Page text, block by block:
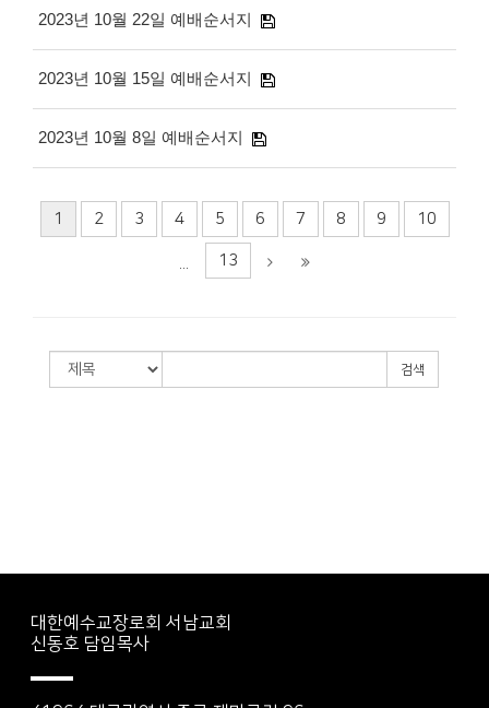
2023년 10월 22일 예배순서지
2023년 10월 15일 예배순서지
2023년 10월 8일 예배순서지
1 2 3 4 5 6 7 8 9 10
13
검색
대한예수교장로회 서남교회
신동호 담임목사